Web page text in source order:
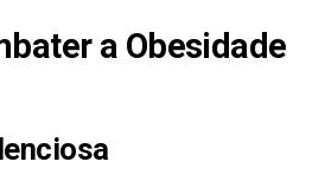
a Obesidade